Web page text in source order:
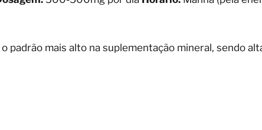
padrão mais alto na suplementação mineral, sendo